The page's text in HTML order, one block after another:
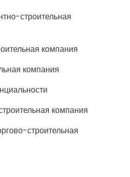
строительная
компания
компания
компания
строительная